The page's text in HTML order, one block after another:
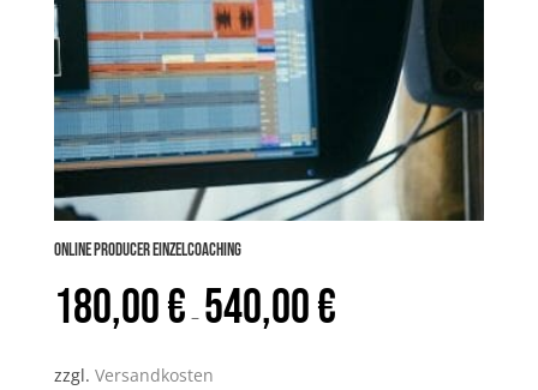
Online PRODUCER Einzelcoaching
180,00€ – 540,00€
zzgl. Versandkosten